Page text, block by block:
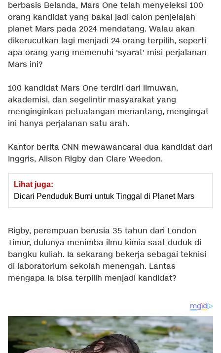
berbasis Belanda, Mars One telah menyeleksi 100
orang kandidat yang bakal jadi calon penjelajah
planet Mars pada 2024 mendatang. Walau akan
dikerucutkan lagi menjadi 24 orang terpilih, seperti
apa orang yang memenuhi 'syarat' misi perjalanan
Mars ini?
100 kandidat Mars One terdiri dari ilmuwan,
akademisi, dan segelintir masyarakat yang
menginginkan petualangan menantang, mengingat
ini hanya perjalanan satu arah.
Kantor berita CNN mewawancarai dua kandidat dari
Inggris, Alison Rigby dan Clare Weedon.
Lihat juga:
Dicari Penduduk Bumi untuk Tinggal di Planet Mars
Rigby, perempuan berusia 35 tahun dari London
Timur, dulunya menimba ilmu kimia saat duduk di
bangku kuliah. Ia sekarang bekerja sebagai teknisi
di laboratorium sekolah menengah. Lantas
mengapa ia bisa terpilih menjadi kandidat?